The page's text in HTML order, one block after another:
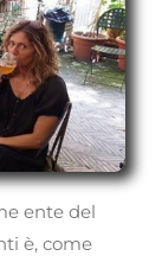
ente del
è, come